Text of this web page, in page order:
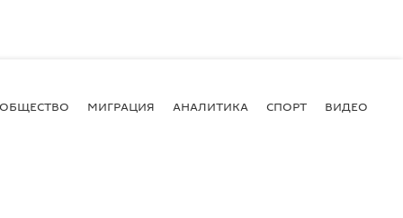
ОБЩЕСТВО МИГРАЦИЯ АНАЛИТИКА СПОРТ ВИДЕО